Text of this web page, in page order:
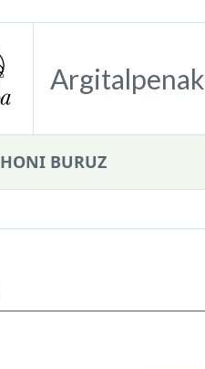
Argitalpenak
HONI BURUZ